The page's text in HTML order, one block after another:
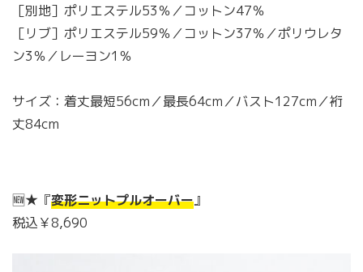
［別地］ポリエステル53％／コットン47％
［リブ］ポリエステル59％／コットン37％／ポリウレタ
ン3％／レーヨン1％
サイズ：着丈最短56cm／最長64cm／バスト127cm／裄
丈84cm
🆕★『変形ニットプルオーバー』
税込￥8,690